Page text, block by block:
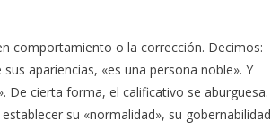
comportamiento o la corrección. Decimos:
apariencias, «es una persona noble». Y
De cierta forma, el calificativo se aburguesa.
su «normalidad», su